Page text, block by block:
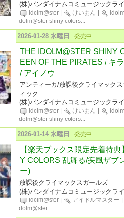
(株)バンダイナムコミュージックラ
idolm@ster けいおん
idolm@ster shiny colors...
2026-01-28 水曜日 発売中
THE IDOLM@STER SHINY
EEN OF THE PIRATES / キ
/ アイノウ
アンティーカ/放課後クライマック
ィック
(株)バンダイナムコミュージックラ
idolm@ster けいおん
idolm@ster shiny colors...
2026-01-14 水曜日 発売中
【楽天ブックス限定先着特
Y COLORS 乱舞る/疾風ザブ
ー)
放課後クライマックスガールズ
(株)バンダイナムコミュージックラ
idolm@ster アイドルマスター
idolm@ster...